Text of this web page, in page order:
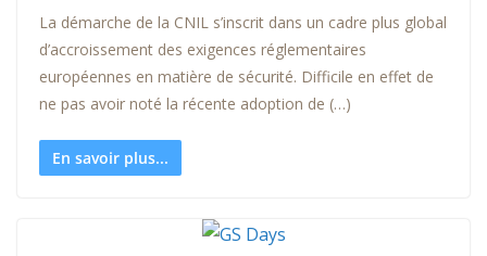
La démarche de la CNIL s’inscrit dans un cadre plus global
d’accroissement des exigences réglementaires
européennes en matière de sécurité. Difficile en effet de
ne pas avoir noté la récente adoption de (…)
En savoir plus...